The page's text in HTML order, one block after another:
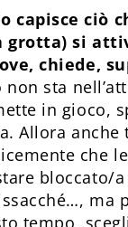
capisce ciò
grotta) si
chiede,
non sta
in gioco,
Allora anche
che
bloccato/
ma